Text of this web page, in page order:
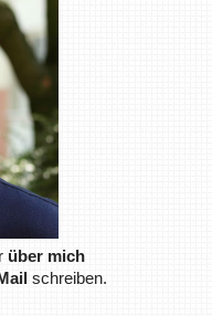
über mich
schreiben.